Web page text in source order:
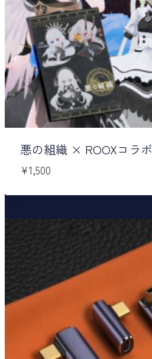
悪の組織 × ROOXコラボ
¥1,500